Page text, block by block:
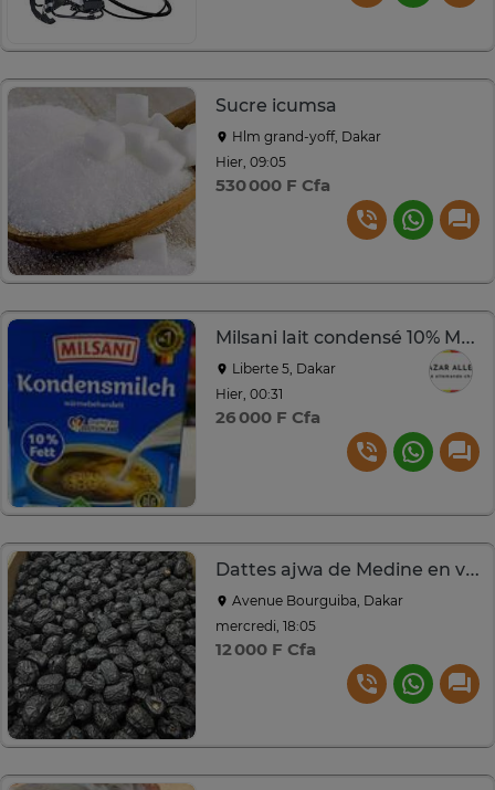
Sucre icumsa
Hlm grand-yoff, Dakar
Hier, 09:05
530 000 F Cfa
Milsani lait condensé 10% MG 340 ml
Liberte 5, Dakar
Hier, 00:31
26 000 F Cfa
Dattes ajwa de Medine en vrac
Avenue Bourguiba, Dakar
mercredi, 18:05
12 000 F Cfa